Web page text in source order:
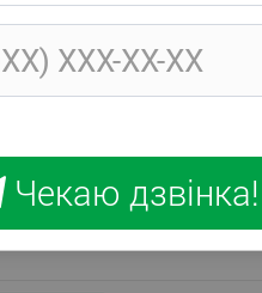
Чекаю дзвінка!